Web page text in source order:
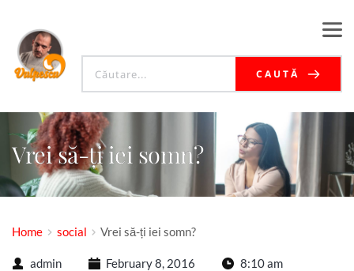
CAUTĂ
Vrei să-ți iei somn?
Home social Vrei să-ți iei somn?
admin February 8, 2016
8:10 am